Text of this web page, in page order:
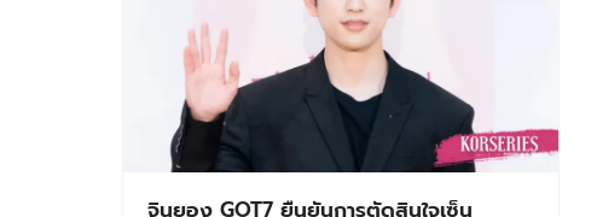
จินยอง GOT7 ยืนยันการตัดสินใจเซ็น